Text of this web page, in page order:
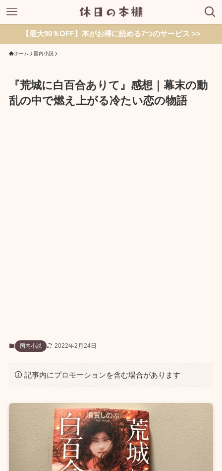
【最大90％OFF】本がお得に読める7つのサービス >>
ホーム 国内小説
『荒城に白百合ありて』感想｜幕末の動
乱の中で燃え上がる冷たい恋の物語
国内小説 2022年2月24日
記事内にプロモーションを含む場合があります